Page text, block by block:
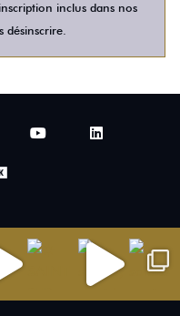
inclus dans nos
désinscrire.